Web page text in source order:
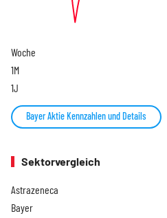
Woche
1M
1J
Bayer Aktie Kennzahlen und Details
Sektorvergleich
Astrazeneca
Bayer